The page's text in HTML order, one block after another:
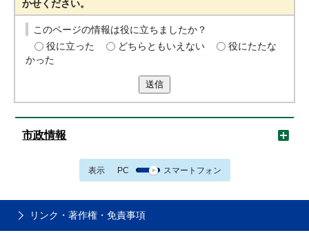
かせください。
このページの情報は役に立ちましたか？
役に立った
どちらともいえない
役にたたな
かった
送信
市政情報
表示 PC スマートフォン
リンク・著作権・免責事項